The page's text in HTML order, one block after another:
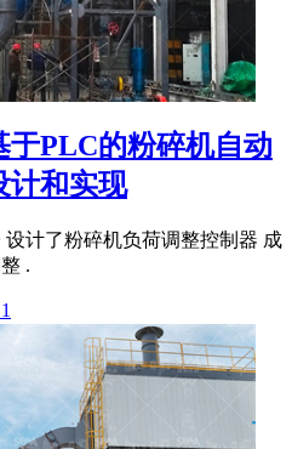
于PLC的粉碎机自动
计和实现
计了粉碎机负荷调整控制器 成
.